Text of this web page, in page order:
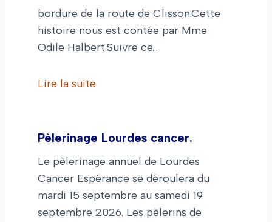
bordure de la route de Clisson.Cette
histoire nous est contée par Mme
Odile Halbert.Suivre ce…
Lire la suite
Pèlerinage Lourdes cancer.
Le pèlerinage annuel de Lourdes
Cancer Espérance se déroulera du
mardi 15 septembre au samedi 19
septembre 2026. Les pèlerins de